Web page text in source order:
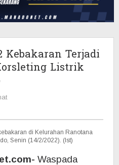
di
Kota
Korsleting
Menjadi
Penyebab
Kebakaran Terjadi
Listrik
di Kelurahan Ranotana
Senin (14/2/2022). (Ist)
Waspada